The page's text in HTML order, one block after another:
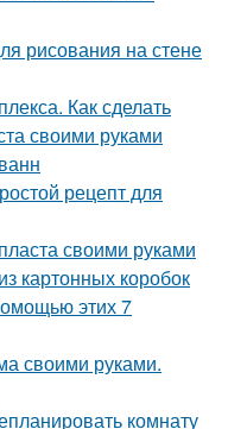
рисования на стене
Как сделать
своими руками
рецепт для
своими руками
картонных коробок
этих 7
своими руками.
комнату